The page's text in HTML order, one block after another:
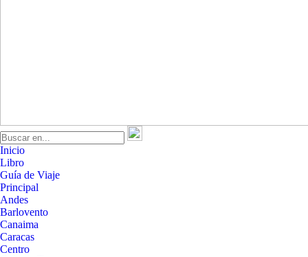
Inicio
Libro
Guía de Viaje
Principal
Andes
Barlovento
Canaima
Caracas
Centro